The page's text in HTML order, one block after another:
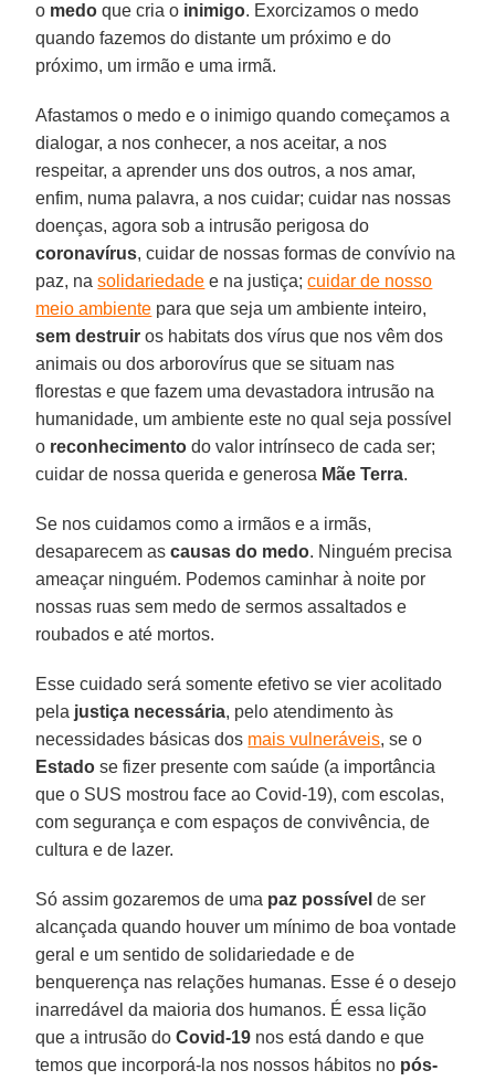
o medo que cria o inimigo. Exorcizamos o medo
quando fazemos do distante um próximo e do
próximo, um irmão e uma irmã.
Afastamos o medo e o inimigo quando começamos a
dialogar, a nos conhecer, a nos aceitar, a nos
respeitar, a aprender uns dos outros, a nos amar,
enfim, numa palavra, a nos cuidar; cuidar nas nossas
doenças, agora sob a intrusão perigosa do
coronavírus, cuidar de nossas formas de convívio na
paz, nasolidariedade e na justiça;cuidar de nosso
meio ambiente para que seja um ambiente inteiro,
sem destruir os habitats dos vírus que nos vêm dos
animais ou dos arborovírus que se situam nas
florestas e que fazem uma devastadora intrusão na
humanidade, um ambiente este no qual seja possível
o reconhecimento do valor intrínseco de cada ser;
cuidar de nossa querida e generosa Mãe Terra.
Se nos cuidamos como a irmãos e a irmãs,
desaparecem ascausas do medo. Ninguém precisa
ameaçar ninguém. Podemos caminhar à noite por
nossas ruas sem medo de sermos assaltados e
roubados e até mortos.
Esse cuidado será somente efetivo se vier acolitado
pela justiça necessária, pelo atendimento às
necessidades básicas dos mais vulneráveis, se o
Estado se fizer presente com saúde (a importância
que o SUS mostrou face ao Covid-19), com escolas,
com segurança e com espaços de convivência, de
cultura e de lazer.
Só assim gozaremos de uma paz possível de ser
alcançada quando houver um mínimo de boa vontade
geral e um sentido de solidariedade e de
benquerença nas relações humanas. Esse é o desejo
inarredável da maioria dos humanos. É essa lição
que a intrusão do Covid-19 nos está dando e que
temos que incorporá-la nos nossos hábitos no pós-